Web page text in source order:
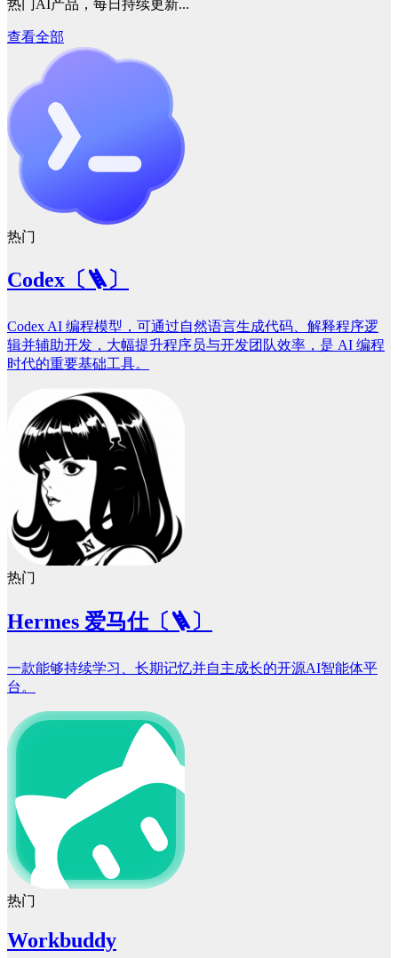
热门AI产品，每日持续更新...
查看全部
热门
Codex〔🪜〕
Codex AI 编程模型，可通过自然语言生成代码、解释程序逻
辑并辅助开发，大幅提升程序员与开发团队效率，是 AI 编程
时代的重要基础工具。
热门
Hermes 爱马仕〔🪜〕
一款能够持续学习、长期记忆并自主成长的开源AI智能体平
台。
热门
Workbuddy